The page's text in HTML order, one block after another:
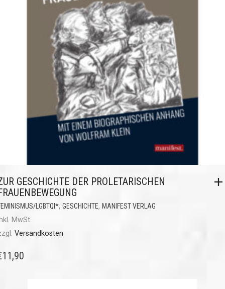
GESCHICHTE DER PROLETARISCHEN
LGBTQI*, GESCHICHTE, MANIFEST VERLAG
MwSt.
Versandkosten
11,90